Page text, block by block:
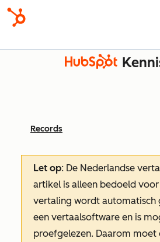
Records
Let op: De Nederlandse
artikel is alleen bedoeld
vertaling wordt automatisch
een vertaalsoftware en is
proefgelezen. Daarom moet